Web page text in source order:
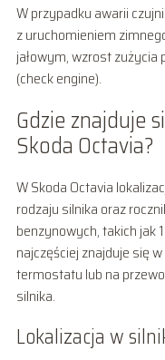
W przypadku awarii
z uruchomieniem
jałowym, wzrost zużycia
(check engine).
Gdzie znajduje
Skoda Octavia?
W Skoda Octavia
rodzaju silnika oraz
benzynowych, takich jak
najczęściej znajduje się
termostatu lub na
silnika.
Lokalizacja w